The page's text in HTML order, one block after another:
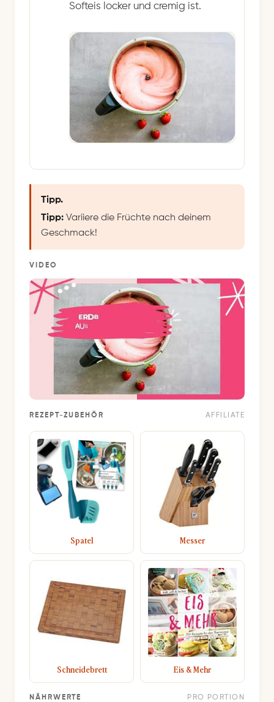
Softeis locker und cremig ist.
Tipp.
Tipp: Variiere die Früchte nach deinem
Geschmack!
VIDEO
REZEPT-ZUBEHÖR AFFILIATE
Spatel Messer
Schneidebrett Eis & Mehr
NÄHRWERTE PRO PORTION